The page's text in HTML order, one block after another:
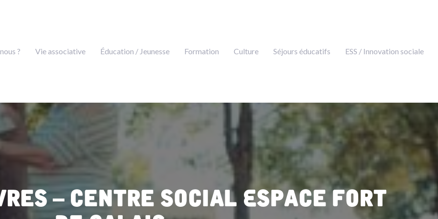
? Vie associative Éducation / Jeunesse Formation Culture Séjours éducatifs ESS / Innovation sociale
– Centre social Espace Fort